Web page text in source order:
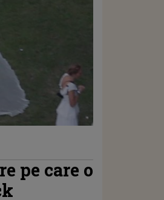
pe care o